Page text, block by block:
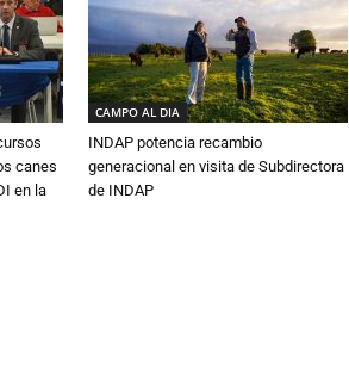
canes
en la
CAMPO AL DIA
INDAP potencia recambio
generacional en visita de Subdirectora
de INDAP